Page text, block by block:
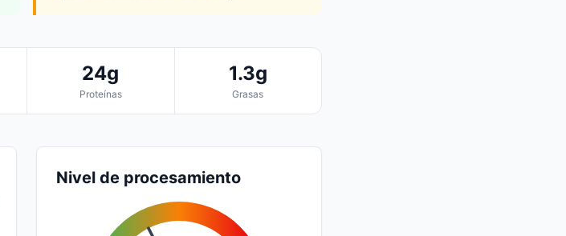
24g
Proteínas
1.3g
Grasas
Nivel de procesamiento